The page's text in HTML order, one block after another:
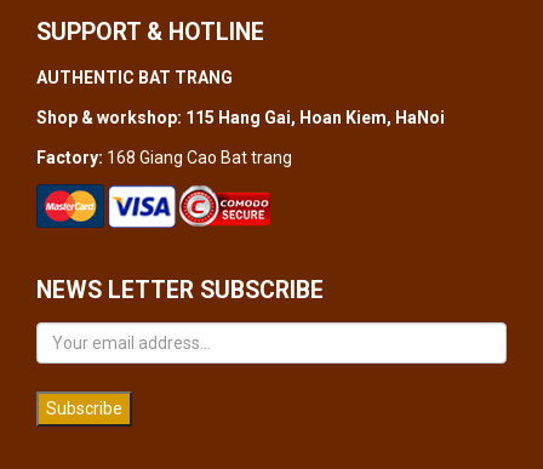
SUPPORT & HOTLINE
AUTHENTIC BAT TRANG
Shop & workshop: 115 Hang Gai, Hoan Kiem, HaNoi
Factory: 168 Giang Cao Bat trang
NEWS LETTER SUBSCRIBE
Subscribe